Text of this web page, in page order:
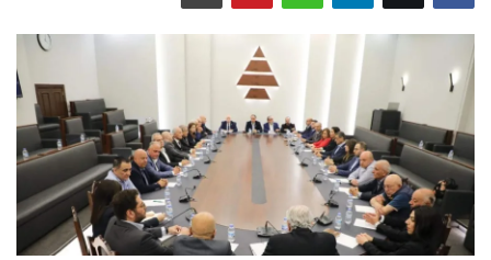
اقتصاد
علوم وتكنولوجيا
رياضة
فيديو
حياة